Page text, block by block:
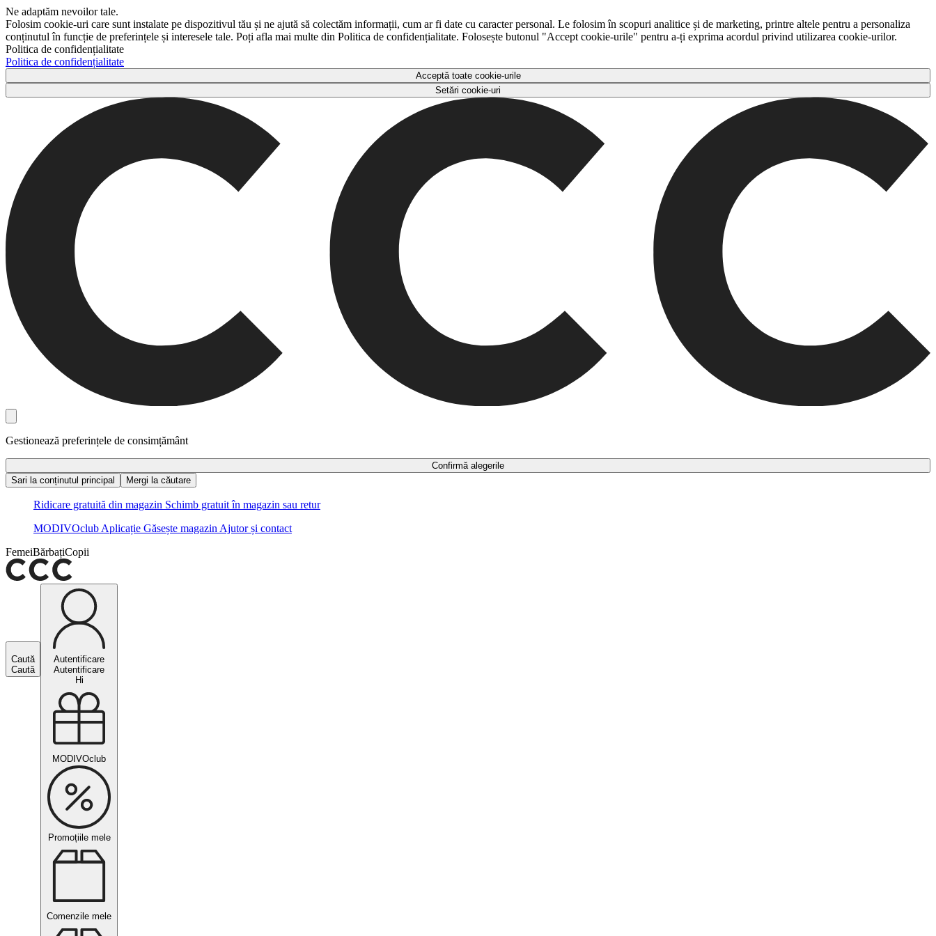
Ne adaptăm nevoilor tale.
Folosim cookie-uri care sunt instalate pe dispozitivul tău și ne ajută să colectăm informații, cum ar fi date cu caracter personal. Le folosim în scopuri analitice și de marketing, printre altele pentru a personaliza
conținutul în funcție de preferințele și interesele tale. Poți afla mai multe din Politica de confidențialitate. Folosește butonul "Accept cookie-urile" pentru a-ți exprima acordul privind utilizarea cookie-urilor.
Politica de confidențialitate
Politica de confidențialitate
Acceptă toate cookie-urile
Setări cookie-uri
Gestionează preferințele de consimțământ
Confirmă alegerile
Sari la conținutul principal
Mergi la căutare
Ridicare gratuită din magazin Schimb gratuit în magazin sau retur
MODIVOclub Aplicație Găsește magazin Ajutor și contact
FemeiBărbațiCopii
Caută
Caută
Autentificare
Autentificare
Hi
MODIVOclub
Promoțiile mele
Comenzile mele